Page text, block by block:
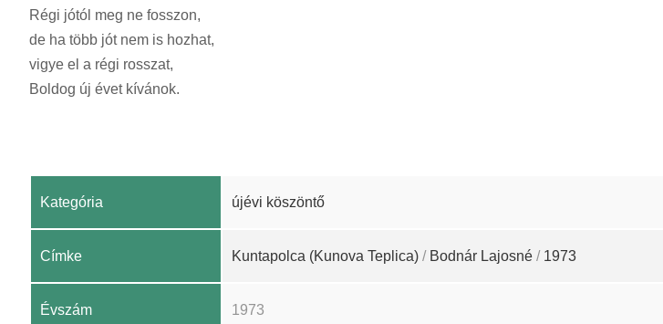
Régi jótól meg ne fosszon,
de ha több jót nem is hozhat,
vigye el a régi rosszat,
Boldog új évet kívánok.
Kategória újévi köszöntő
Címke Kuntapolca (Kunova Teplica) / Bodnár Lajosné / 1973
Évszám 1973